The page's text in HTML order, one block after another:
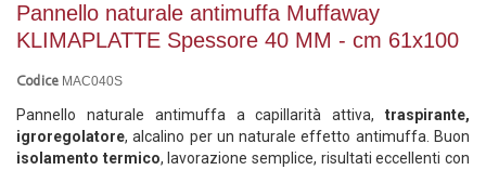
Pannello naturale antimuffa Muffaway
KLIMAPLATTE Spessore 40 MM - cm 61x100
Codice MAC040S
Pannello naturale antimuffa a capillarità attiva, traspirante,
igroregolatore, alcalino per un naturale effetto antimuffa. Buon
isolamento termico, lavorazione semplice, risultati eccellenti con